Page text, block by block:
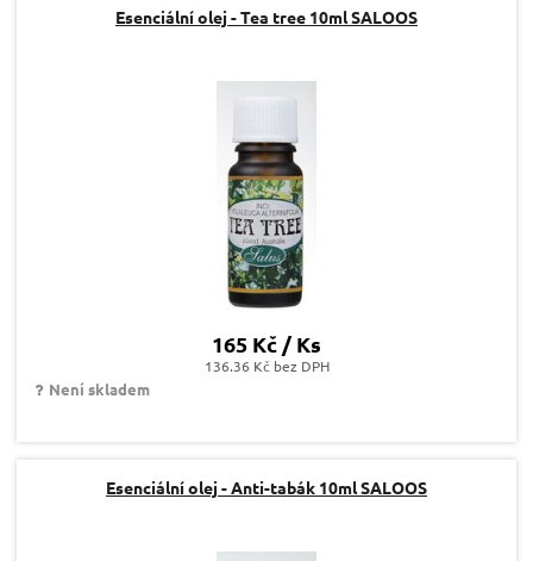
Esenciální olej - Tea tree 10ml SALOOS
165 Kč / Ks
136.36 Kč bez DPH
Není skladem
Esenciální olej - Anti-tabák 10ml SALOOS